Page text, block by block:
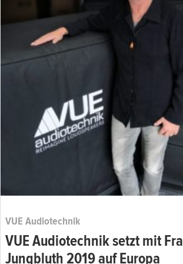
VUE Audiotechnik
VUE Audiotechnik setzt mit
Jungbluth 2019 auf Europa